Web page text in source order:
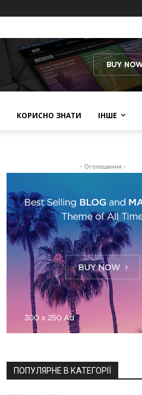
КОРИСНО ЗНАТИ ІНШЕ
- Оголошення -
ПОПУЛЯРНЕ В КАТЕГОРІЇ